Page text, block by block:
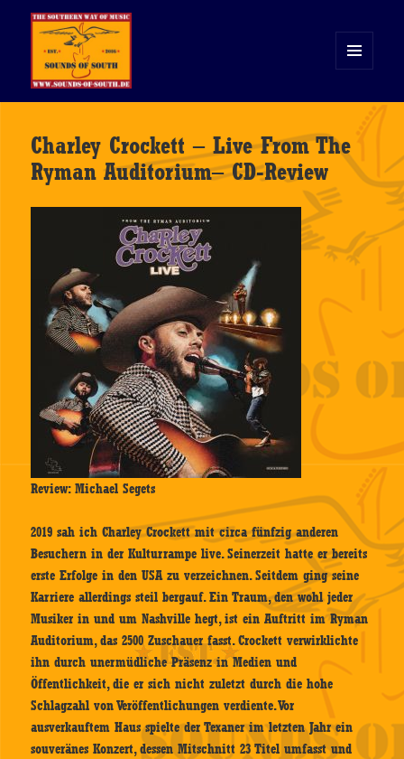
WIDGETS
Charley Crockett – Live From The
Ryman Auditorium– CD-Review
Review: Michael Segets
2019 sah ich Charley Crockett mit circa fünfzig anderen
Besuchern in der Kulturrampe live. Seinerzeit hatte er bereits
erste Erfolge in den USA zu verzeichnen. Seitdem ging seine
Karriere allerdings steil bergauf. Ein Traum, den wohl jeder
Musiker in und um Nashville hegt, ist ein Auftritt im Ryman
Auditorium, das 2500 Zuschauer fasst. Crockett verwirklichte
ihn durch unermüdliche Präsenz in Medien und
Öffentlichkeit, die er sich nicht zuletzt durch die hohe
Schlagzahl von Veröffentlichungen verdiente. Vor
ausverkauftem Haus spielte der Texaner im letzten Jahr ein
souveränes Konzert, dessen Mitschnitt 23 Titel umfasst und